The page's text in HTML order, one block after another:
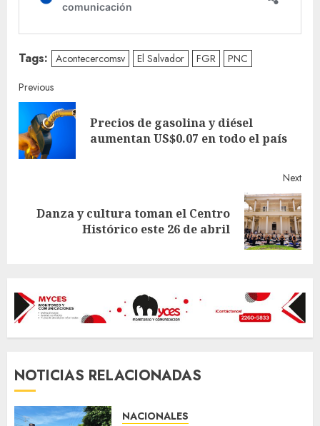
Tags: Acontecercomsv El Salvador FGR PNC
Continue
Reading
Previous
Precios de gasolina y diésel
aumentan US$0.07 en todo el país
Next
NextDanza y cultura toman el Centro
Histórico este 26 de abril
NOTICIAS RELACIONADAS
NACIONALES